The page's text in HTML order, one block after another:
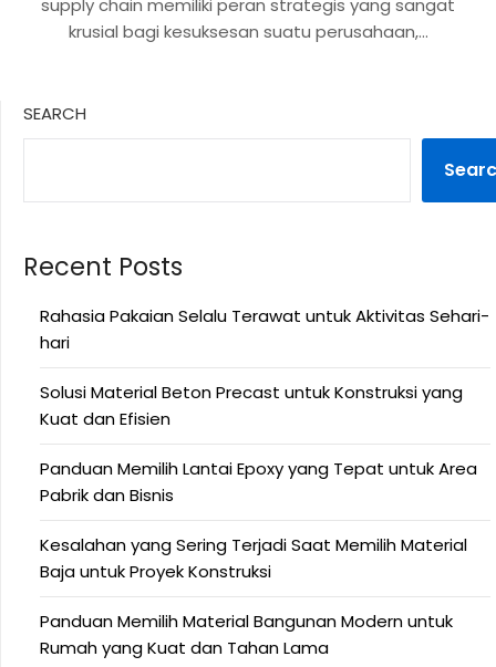
supply chain memiliki peran strategis yang sangat
krusial bagi kesuksesan suatu perusahaan,…
SEARCH
Recent Posts
Rahasia Pakaian Selalu Terawat untuk Aktivitas Sehari-
hari
Solusi Material Beton Precast untuk Konstruksi yang
Kuat dan Efisien
Panduan Memilih Lantai Epoxy yang Tepat untuk Area
Pabrik dan Bisnis
Kesalahan yang Sering Terjadi Saat Memilih Material
Baja untuk Proyek Konstruksi
Panduan Memilih Material Bangunan Modern untuk
Rumah yang Kuat dan Tahan Lama